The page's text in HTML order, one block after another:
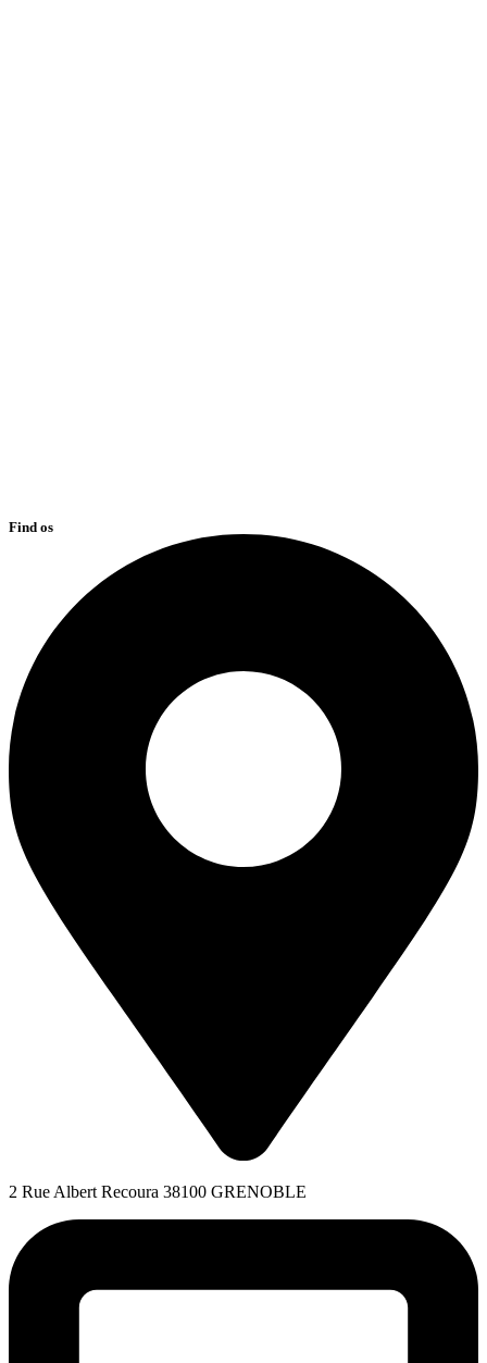
Find os
2 Rue Albert Recoura 38100 GRENOBLE